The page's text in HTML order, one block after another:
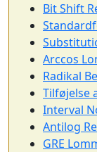
Bit Shift
Arccos
Radikal
Tilføjelse
Interval
Antilog
GRE